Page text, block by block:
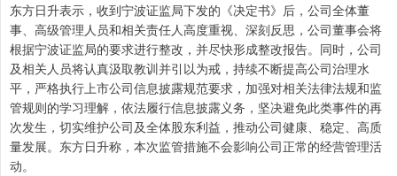
东方日升表示，收到宁波证监局下发的《决定书》后，公司全体董
事、高级管理人员和相关责任人高度重视、深刻反思，公司董事会将
根据宁波证监局的要求进行整改，并尽快形成整改报告。同时，公司
及相关人员将认真汲取教训并引以为戒，持续不断提高公司治理水
平，严格执行上市公司信息披露规范要求，加强对相关法律法规和监
管规则的学习理解，依法履行信息披露义务，坚决避免此类事件的再
次发生，切实维护公司及全体股东利益，推动公司健康、稳定、高质
量发展。东方日升称，本次监管措施不会影响公司正常的经营管理活
动。